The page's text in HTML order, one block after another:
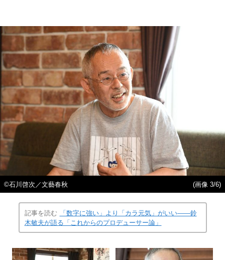
©石川啓次／文藝春秋 (画像 3/6)
記事を読む
「数字に強い」より「カラ元気」がいい――鈴
木敏夫が語る「これからのプロデューサー論」